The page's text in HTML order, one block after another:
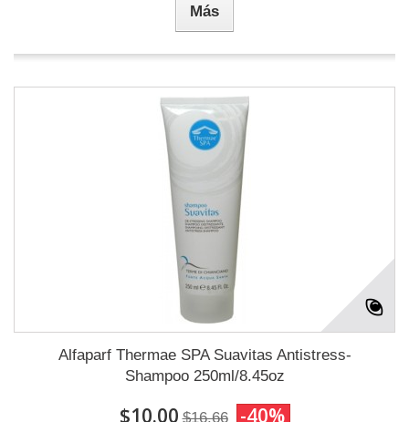
Más
Alfaparf Thermae SPA Suavitas Antistress-
Shampoo 250ml/8.45oz
$10.00 $16.66 -40%